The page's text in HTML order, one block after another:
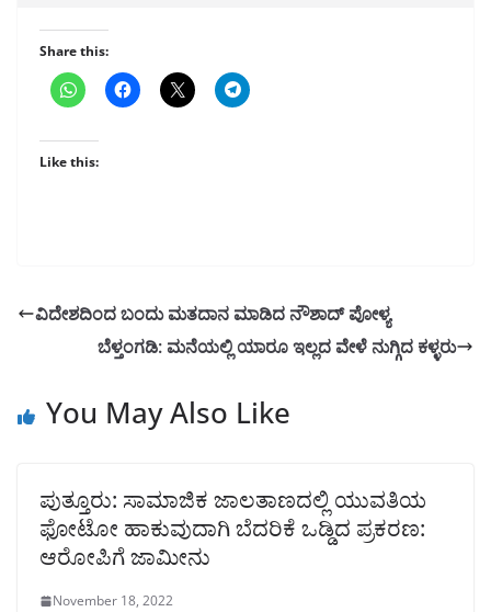
Share this:
Like this:
ವಿದೇಶದಿಂದ ಬಂದು ಮತದಾನ ಮಾಡಿದ ನೌಶಾದ್ ಪೋಳ್ಯ
ಬೆಳ್ತಂಗಡಿ: ಮನೆಯಲ್ಲಿ ಯಾರೂ ಇಲ್ಲದ ವೇಳೆ ನುಗ್ಗಿದ ಕಳ್ಳರು
You May Also Like
ಪುತ್ತೂರು: ಸಾಮಾಜಿಕ ಜಾಲತಾಣದಲ್ಲಿ ಯುವತಿಯ
ಫೋಟೋ ಹಾಕುವುದಾಗಿ ಬೆದರಿಕೆ ಒಡ್ಡಿದ ಪ್ರಕರಣ:
ಆರೋಪಿಗೆ ಜಾಮೀನು
November 18, 2022